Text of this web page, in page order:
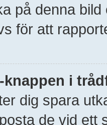
på denna
för att
knappen i
dig spara
de vid ett